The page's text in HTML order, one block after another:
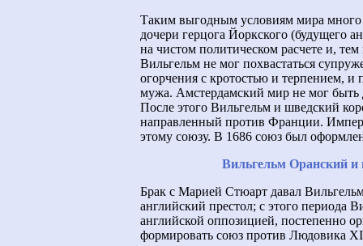
Таким выгодным условиям мира много
дочери герцога Йоркского (будущего
на чистом политическом расчете и,
Вильгельм не мог похвастаться
огорчения с кротостью и терпением,
мужа. Амстердамский мир не мог
После этого Вильгельм и шведский
направленный против Франции.
этому союзу. В 1686 союз был
Вильгельм Оранский и
Брак с Марией Стюарт давал
английский престол; с этого периода
английской оппозицией, постепенно
формировать союз против Людовика